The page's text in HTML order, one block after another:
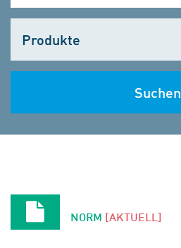
wählen
Suchen
NORM [AKTUELL]